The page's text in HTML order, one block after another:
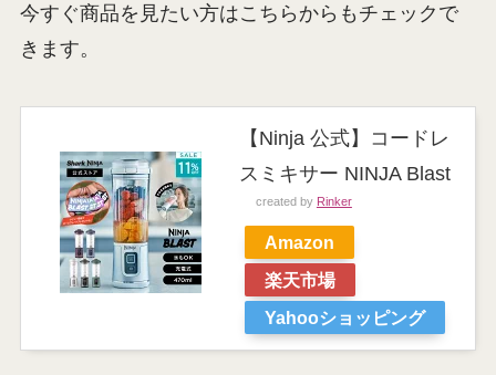
今すぐ商品を見たい方はこちらからもチェックで
きます。
【Ninja 公式】コードレ
スミキサー NINJA Blast
created by Rinker
Amazon
楽天市場
Yahooショッピング